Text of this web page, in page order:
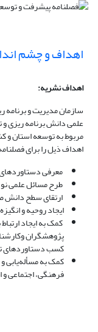
اهداف و چشم
اهداف نشریه:
سازمان مدیریت و
علمی دانش برنامه­ ریزی
مربوط به توسعه استان و
اهداف ذیل را برای
معرفی‌
طرح‌ مسائل‌ علمی‌
ارتقای‌ سطح‌ دانش‌
ایجاد روحیه‌ و
کمک‌ به‌ ایجاد
پژوهشگران‌
کسب‌ دستاوردهای‌
کمک‌ به‌ مسأله‌یابی‌
فرهنگی‌، اجتماعی‌